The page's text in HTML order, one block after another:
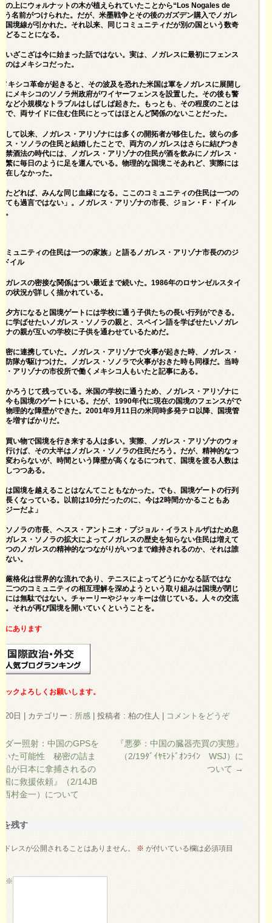
の上にウォルナットの木が植えられていたことから“Los Nogales de
う名前がつけられた。だが、米墨戦争とその後のガズデン購入でノガレ
国境線が引かれた。それ以来、同じコミュニティだが別の国という数奇
どることになる。
いざこざは今に始まった話ではない。実は、ノガレスに最初にフェンス
のはメキシコだった。
キシコ革命が起きると、その波及を恐れた米国は軍をノガレスに展開し
にメキシコのソノラ州政府がワイヤーフェンスを設置した。その後も警
など小規模なトラブルはしばしば起きた。もっとも、その程度のことは
で、両サイドに住む住民にとってはほとんど関係のないことだった。
して以来、ノガレス・アリゾナには多くの開拓者が移住した。彼らの多
ス・ソノラの住民と結婚したことで、両方のノガレスはさらに結びつき
禁酒法の時代には、ノガレス・アリゾナの住民が酒を飲みにノガレス・
繁に毎日のように足を運んでいる。物理的な国境こそあれど、実際には
在しなかった。
たどれば、みんな同じ血縁になる。ここのコミュニティの住民は一つの
ても過言ではない」。ノガレス・アリゾナの市長、ジョン・F・ドイル
。
ミュニティの住民は一つの家族」と語るノガレス・アリゾナ市長ののジ
ドイル
ガレスの密接な関係はつい最近まで続いた。1986年のロサンゼルスタイ
の状況が詳しく描かれている。
夕方になると国境ゲートには学校に通う子供たちの長い行列ができる。
に学ばせたいノガレス・ソノラの親と、スペイン語を学ばせたいノガレ
ナの親が互いの学校に子供を通わせているためだ。
密に連携していた。ノガレス・アリゾナで火事が起きた時、ノガレス・
防隊が駆けつけた。ノガレス・ソノラで火事がおきた時も同様だ。当時
・アリゾナの市役所で働くメキシコ人もいたと記事にある。
かろうじて残っている。米国の学校に通うため、ノガレス・アリゾナに
今も国境のゲートにいる。だが、1990年代に現在の国境のフェンスがで
物理的な障壁ができた。2001年9月11日の米同時多発テロ以降、国境管
を増すばかりだ。
買い物で国境を行き来する人は多い。実際、ノガレス・アリゾナのウォ
行けば、その大半はノガレス・ソノラの住民だろう。だが、精神的なつ
変わらないが、時間という障壁が高くなるにつれて、国境を渡る人数は
しつつある。
は国境を越えることはなんてこともなかった。でも、国境ゲートの行列
長くなっている。以前は10分だったのに、今は2時間かかることもあ
ジーだよ」
ソノラの市長、ヘスス・アントニオ・プジョル・イラストルザはため息
ガレス・ソノラの拡大によってノガレスの歴史を知らない住民は増えて
つのノガレスの精神的なつながりがいつまで維持されるのか、それは誰
ない。
厳格化は世界的な流れであり、テニスによってどうにかなる話ではな
二つのコミュニティの相互理解を深めようという取り組みは国境が閉じ
には無駄ではない。チャーリーやジャッキーは信じている。人々の交流
。それが再び国境を開いていくということを。
にあります
ックよろしくお願いします。
20日 カテゴリー : 所感 投稿者 : 柏の住人 コメントをどうぞ
ダー照射：中国のGPSを
いた可能性 秘密の詰ま
船が日本に拿捕されるの
国に救援依頼』（2/14JB
村金一）について
『悪夢：中国の臓器売買の実態』
（2/19ﾀﾞｲﾔﾓﾝﾄﾞｵﾝﾗｲﾝ WSJ）に
ついて →
を残す
ドレスが公開されることはありません。 ※ が付いている欄は必須項目
※